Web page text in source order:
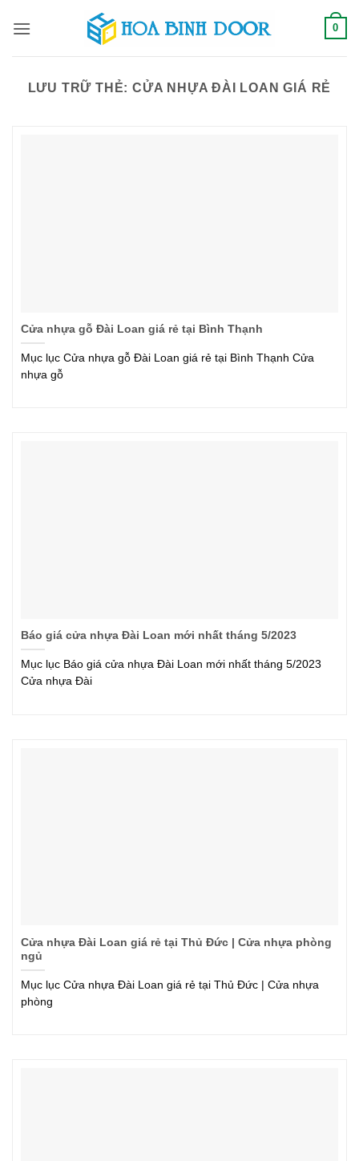
qua
0
LƯU TRỮ THẺ:CỬA NHỰA ĐÀI LOAN GIÁ RẺ
Cửa nhựa gỗ Đài Loan giá rẻ tại Bình Thạnh
Mục lục Cửa nhựa gỗ Đài Loan giá rẻ tại Bình Thạnh Cửa
nhựa gỗ
Báo giá cửa nhựa Đài Loan mới nhất tháng 5/2023
Mục lục Báo giá cửa nhựa Đài Loan mới nhất tháng 5/2023
Cửa nhựa Đài
Cửa nhựa Đài Loan giá rẻ tại Thủ Đức | Cửa nhựa phòng
ngủ
Mục lục Cửa nhựa Đài Loan giá rẻ tại Thủ Đức | Cửa nhựa
phòng